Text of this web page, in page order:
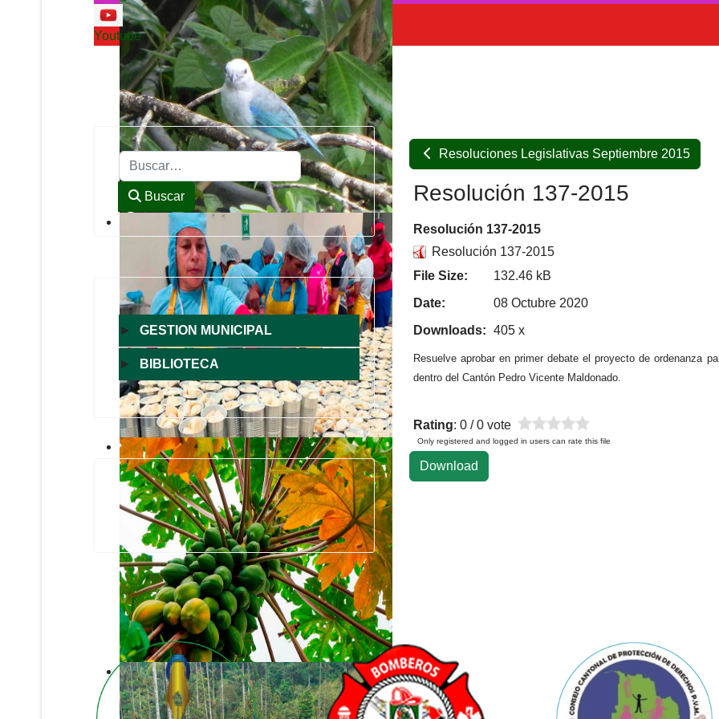
Youtube
Buscar
Buscar
► GESTION MUNICIPAL
► BIBLIOTECA
Resoluciones Legislativas Septiembre 2015
Resolución 137-2015
Resolución 137-2015
Resolución 137-2015
File Size:
132.46 kB
Date:
08 Octubre 2020
Downloads: 405 x
Resuelve aprobar en primer debate el proyecto de ordenanza
dentro del Cantón Pedro Vicente Maldonado.
Rating: 0 / 0 vote
Only registered and logged in users can rate this file